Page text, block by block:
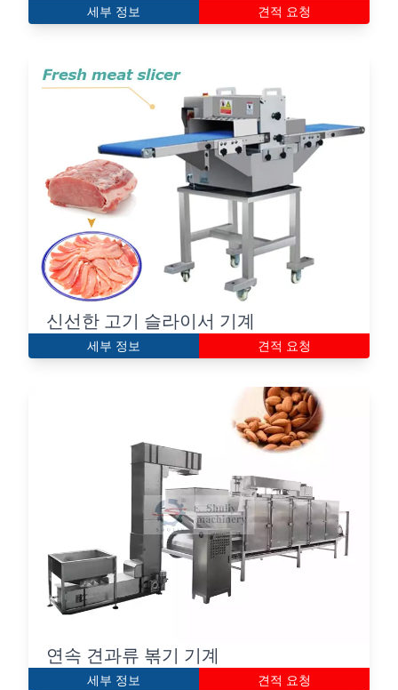
세부 정보 견적 요청
신선한 고기 슬라이서 기계
세부 정보 견적 요청
연속 견과류 볶기 기계
세부 정보 견적 요청